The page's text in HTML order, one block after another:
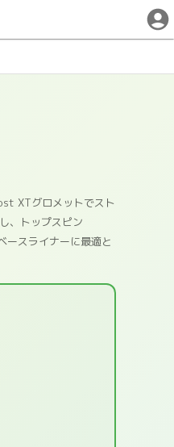
XTグロメットでスト
、トップスピン
ースライナーに最適と